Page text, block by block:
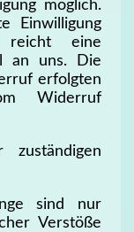
möglich.
Einwilligung
reicht eine
an uns. Die
erfolgten
Widerruf
sind nur
Verstöße